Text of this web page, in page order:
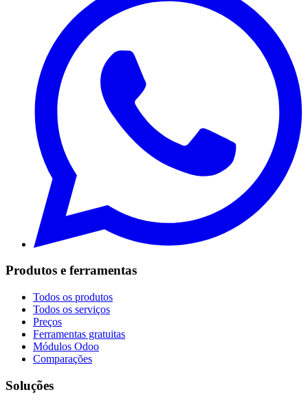
Produtos e ferramentas
Todos os produtos
Todos os serviços
Preços
Ferramentas gratuitas
Módulos Odoo
Comparações
Soluções